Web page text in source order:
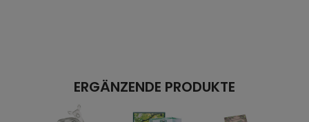
ERGÄNZENDE PRODUKTE